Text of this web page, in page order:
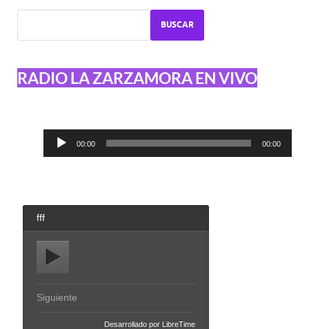
BUSCAR
RADIO LA ZARZAMORA EN VIVO
Reproductor
00:00 00:00